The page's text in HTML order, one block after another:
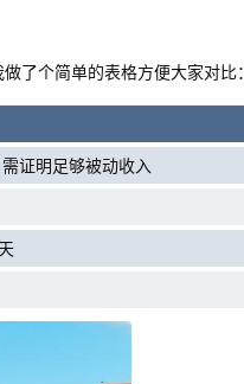
了个简单的表格方便大家对比：
证明足够被动收入